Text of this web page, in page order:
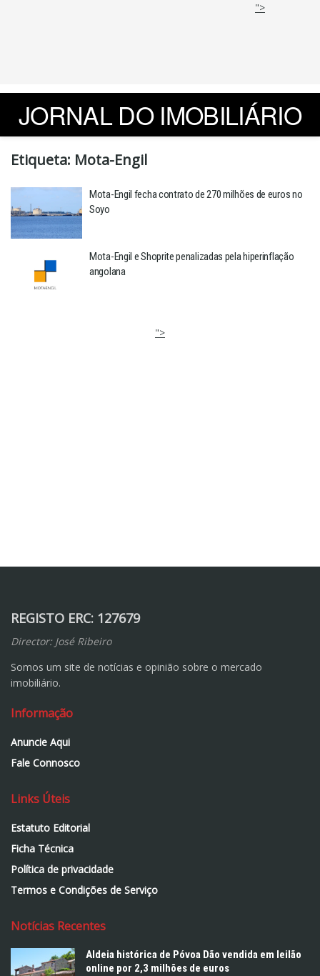
">
JORNAL DO IMOBILIÁRIO
Etiqueta: Mota-Engil
Mota-Engil fecha contrato de 270 milhões de euros no
Soyo
Mota-Engil e Shoprite penalizadas pela hiperinflação
angolana
">
REGISTO ERC: 127679
Director: José Ribeiro
Somos um site de notícias e opinião sobre o mercado
imobiliário.
Informação
Anuncie Aqui
Fale Connosco
Links Úteis
Estatuto Editorial
Ficha Técnica
Política de privacidade
Termos e Condições de Serviço
Notícias Recentes
Aldeia histórica de Póvoa Dão vendida em leilão
online por 2,3 milhões de euros